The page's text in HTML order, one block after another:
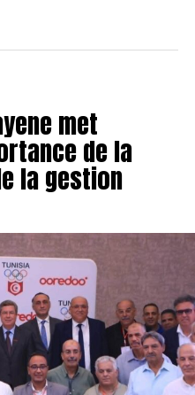
met
de la
la gestion